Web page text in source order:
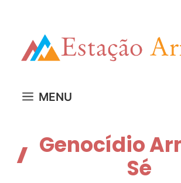
MENU
Genocídio
Sé